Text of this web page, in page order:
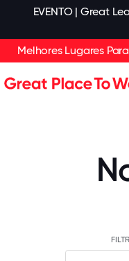
EVENTO | Great
Melhores Lugares